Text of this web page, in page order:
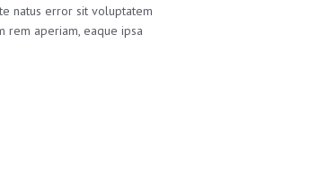
natus error sit voluptatem
rem aperiam, eaque ipsa